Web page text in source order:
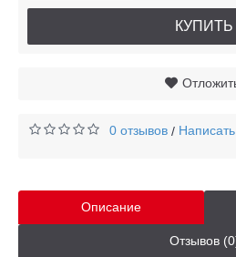
КУПИТЬ
0 отзывов /
Описание
Отзывов